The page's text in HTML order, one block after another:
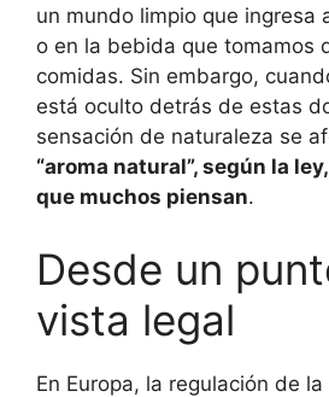
un mundo limpio que ingresa
o en la bebida que tomamos
comidas. Sin embargo,
está oculto detrás de estas
sensación de naturaleza se
“aroma natural”, según la
que muchos piensan.
Desde un
vista legal
En Europa, la regulación de